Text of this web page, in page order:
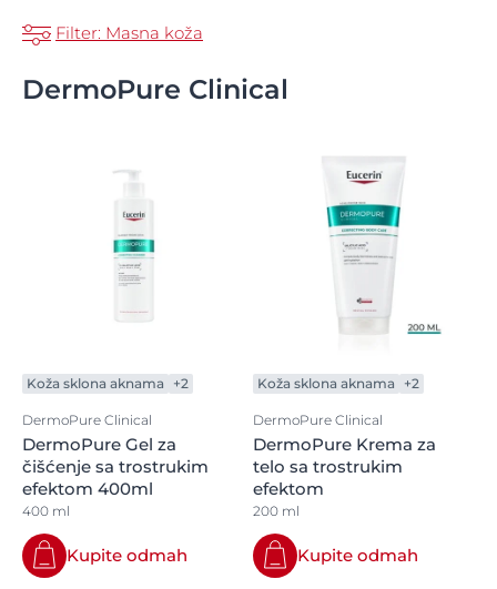
Filter: Masna koža
DermoPure Clinical
Koža sklona aknama +2
DermoPure Clinical
DermoPure Gel za
čišćenje sa trostrukim
efektom 400ml
400 ml
Kupite odmah
Koža sklona aknama +2
DermoPure Clinical
DermoPure Krema za
telo sa trostrukim
efektom
200 ml
Kupite odmah